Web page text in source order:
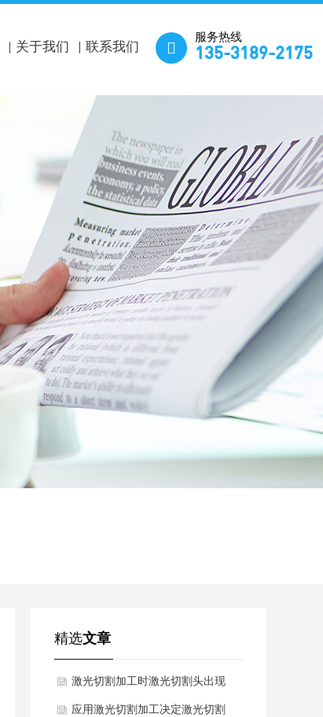
关于我们 联系我们 
服务热线
135-3189-2175
精选文章
激光切割加工时激光切割头出现
异常该怎么办？
应用激光切割加工决定激光切割